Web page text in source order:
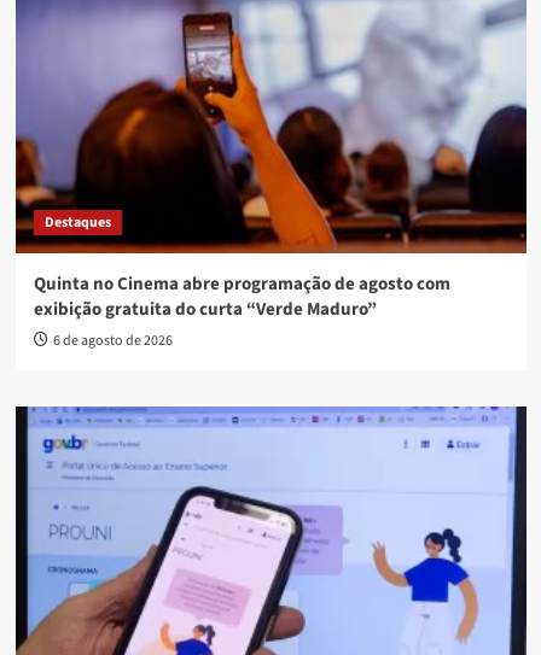
Destaques
Quinta no Cinema abre programação de agosto com
exibição gratuita do curta “Verde Maduro”
6 de agosto de 2026